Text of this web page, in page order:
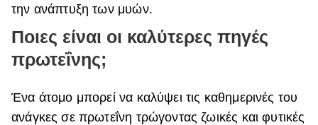
την ανάπτυξη των μυών.
Ποιες είναι οι καλύτερες πηγές
πρωτεΐνης;
Ένα άτομο μπορεί να καλύψει τις καθημερινές του
ανάγκες σε πρωτεΐνη τρώγοντας ζωικές και φυτικές